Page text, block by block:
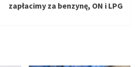
zapłacimy za benzynę, ON i LPG